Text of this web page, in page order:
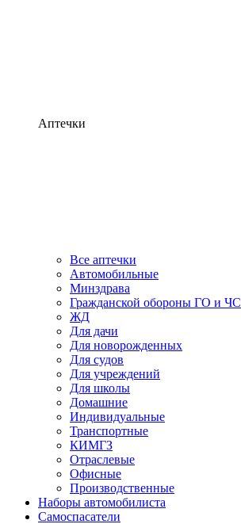
Аптечки
Все аптечки
Автомобильные
Минздрава
Гражданской обороны ГО и ЧС
ЖД
Для дачи
Для новорожденных
Для судов
Для учреждений
Для школы
Домашние
Индивидуальные
Транспортные
КИМГЗ
Отраслевые
Офисные
Производственные
Наборы автомобилиста
Самоспасатели